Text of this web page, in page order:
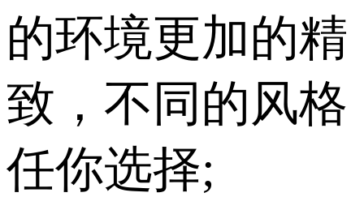
的环境更加的精
致，不同的风格
任你选择;